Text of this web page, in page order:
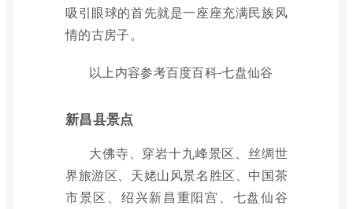
吸引眼球的首先就是一座座充满民族风
情的古房子。
以上内容参考百度百科-七盘仙谷
新昌县景点
大佛寺、穿岩十九峰景区、丝绸世
界旅游区、天姥山风景名胜区、中国茶
市景区、绍兴新昌重阳宫、七盘仙谷